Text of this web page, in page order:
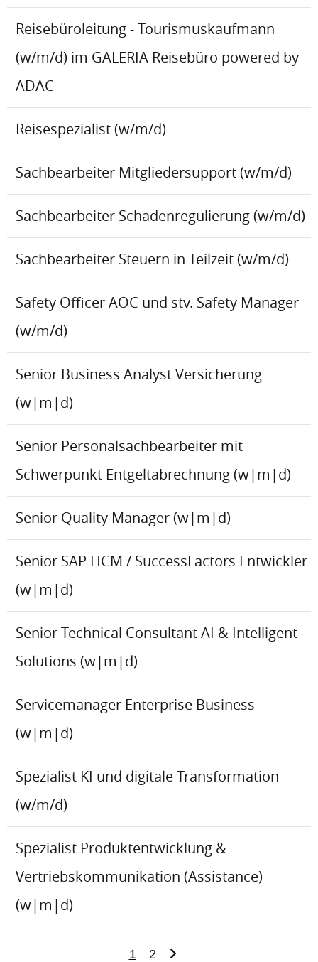
Reisebüroleitung - Tourismuskaufmann
(w/m/d) im GALERIA Reisebüro powered by
ADAC
Reisespezialist (w/m/d)
Sachbearbeiter Mitgliedersupport (w/m/d)
Sachbearbeiter Schadenregulierung (w/m/d)
Sachbearbeiter Steuern in Teilzeit (w/m/d)
Safety Officer AOC und stv. Safety Manager
(w/m/d)
Senior Business Analyst Versicherung
(w|m|d)
Senior Personalsachbearbeiter mit
Schwerpunkt Entgeltabrechnung (w|m|d)
Senior Quality Manager (w|m|d)
Senior SAP HCM / SuccessFactors Entwickler
(w|m|d)
Senior Technical Consultant AI & Intelligent
Solutions (w|m|d)
Servicemanager Enterprise Business
(w|m|d)
Spezialist KI und digitale Transformation
(w/m/d)
Spezialist Produktentwicklung &
Vertriebskommunikation (Assistance)
(w|m|d)
1 2